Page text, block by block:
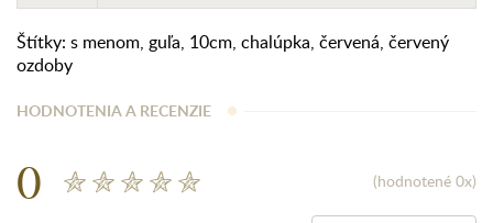
Štítky: s menom, guľa, 10cm, chalúpka, červená, červený
ozdoby
HODNOTENIA A RECENZIE
0 (hodnotené 0x)